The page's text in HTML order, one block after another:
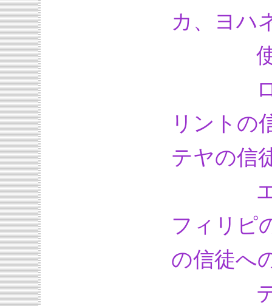
カ、ヨハ
使徒
ロー
リントの
テヤの信
エフ
フィリピ
の信徒へ
テサ